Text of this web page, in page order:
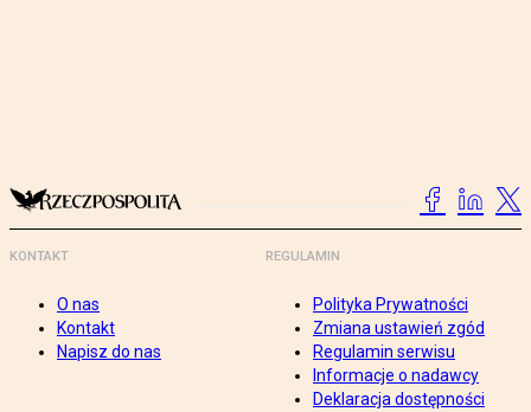
KONTAKT
O nas
Kontakt
Napisz do nas
REGULAMIN
Polityka Prywatności
Zmiana ustawień zgód
Regulamin serwisu
Informacje o nadawcy
Deklaracja dostępności